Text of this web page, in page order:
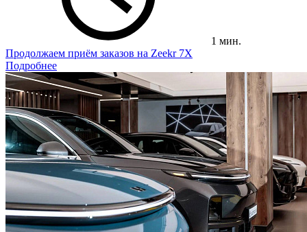
1 мин.
Продолжаем приём заказов на Zeekr 7X
Подробнее